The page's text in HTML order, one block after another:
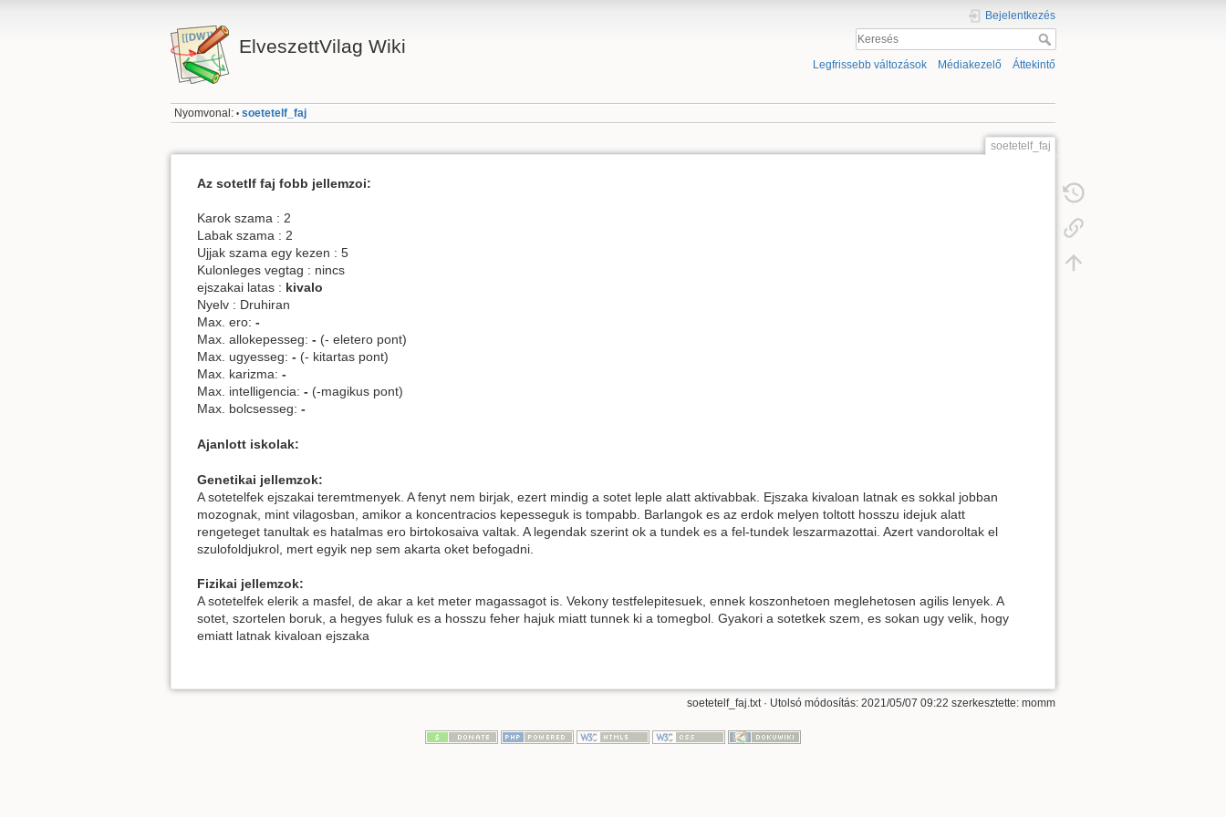
ElveszettVilag Wiki
Bejelentkezés
Legfrissebb változások Médiakezelő Áttekintő
Nyomvonal: • soetetelf_faj
soetetelf_faj
Az sotetlf faj fobb jellemzoi:
Karok szama : 2
Labak szama : 2
Ujjak szama egy kezen : 5
Kulonleges vegtag : nincs
ejszakai latas : kivalo
Nyelv : Druhiran
Max. ero: -
Max. allokepesseg: - (- eletero pont)
Max. ugyesseg: - (- kitartas pont)
Max. karizma: -
Max. intelligencia: - (-magikus pont)
Max. bolcsesseg: -
Ajanlott iskolak:
Genetikai jellemzok:
A sotetelfek ejszakai teremtmenyek. A fenyt nem birjak, ezert mindig a sotet leple alatt aktivabbak. Ejszaka kivaloan latnak es sokkal jobban
mozognak, mint vilagosban, amikor a koncentracios kepesseguk is tompabb. Barlangok es az erdok melyen toltott hosszu idejuk alatt
rengeteget tanultak es hatalmas ero birtokosaiva valtak. A legendak szerint ok a tundek es a fel-tundek leszarmazottai. Azert vandoroltak el
szulofoldjukrol, mert egyik nep sem akarta oket befogadni.
Fizikai jellemzok:
A sotetelfek elerik a masfel, de akar a ket meter magassagot is. Vekony testfelepitesuek, ennek koszonhetoen meglehetosen agilis lenyek. A
sotet, szortelen boruk, a hegyes fuluk es a hosszu feher hajuk miatt tunnek ki a tomegbol. Gyakori a sotetkek szem, es sokan ugy velik, hogy
emiatt latnak kivaloan ejszaka
soetetelf_faj.txt · Utolsó módosítás: 2021/05/07 09:22 szerkesztette: momm